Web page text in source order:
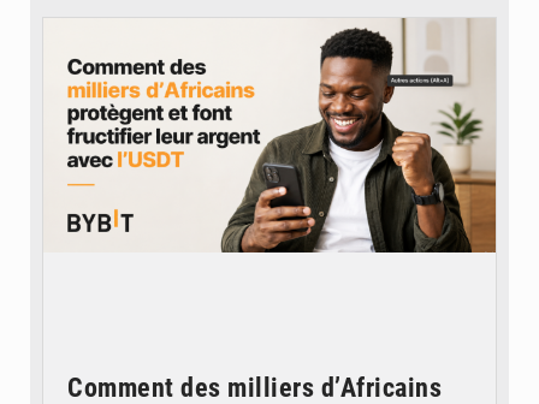
Comment des milliers d’Africains